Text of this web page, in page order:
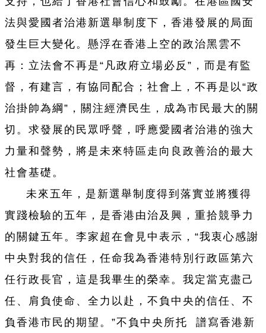
法與愛國者治港新選舉制度下，香港發展的局面
發生巨大變化。懸浮在香港上空的政治黑雲不
再：立法會不再是“凡政府立場必反”，而是有監
督，有建言，有協同配合；社會上，不再是以“政
治掛帥為綱”，關注經濟民生，成為市民最大的關
切。求發展的民眾呼聲，呼應愛國者治港的強大
力量和聲勢，將是未來特區走向良政善治的最大
社會基礎。
未來五年，是新選舉制度得到落實並將獲得
實踐檢驗的五年，是香港由治及興，重拾競爭力
的關鍵五年。李家超在會見中表示，“我衷心感謝
中央對我的信任，任命我為香港特別行政區第六
任行政長官，這是我畢生的榮幸。我定當克盡己
任、肩負使命、全力以赴，不負中央的信任、不
負香港市民的期望。”不負中央所托 譜寫香港新